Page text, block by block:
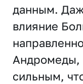
данным.
влияние
Андромеды,
сильным,